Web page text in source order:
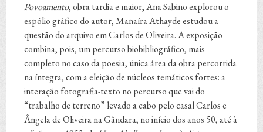
Povoamento, obra tardia e maior, Ana Sabino explorou o
espólio gráfico do autor, Manaíra Athayde estudou a
questão do arquivo em Carlos de Oliveira. A exposição
combina, pois, um percurso biobibliográfico, mais
completo no caso da poesia, única área da obra percorrida
na íntegra, com a eleição de núcleos temáticos fortes: a
interação fotografia-texto no percurso que vai do
“trabalho de terreno” levado a cabo pelo casal Carlos e
Ângela de Oliveira na Gândara, no início dos anos 50, até à